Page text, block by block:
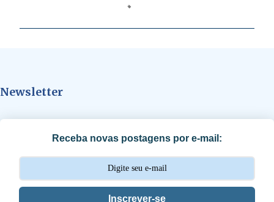
á
s
Newsletter
Receba novas postagens por e-mail:
Inscrever-se